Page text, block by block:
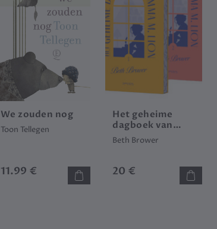
We zouden nog
Toon Tellegen
11.99 €
Het geheime
dagboek van
Emma M. Lion
(set)
Beth Brower
20 €